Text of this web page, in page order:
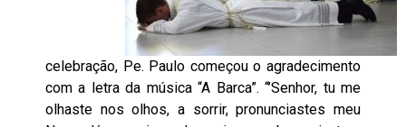
celebração, Pe. Paulo começou o agradecimento
com a letra da música “A Barca”. “’Senhor, tu me
olhaste nos olhos, a sorrir, pronunciastes meu